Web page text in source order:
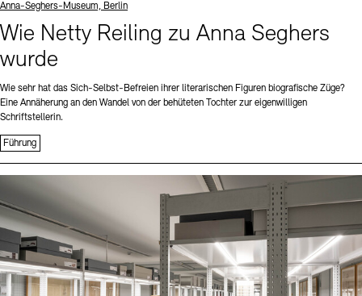
Standort
Anna-Seghers-Museum, Berlin
Wie Netty Reiling zu Anna Seghers
wurde
Wie sehr hat das Sich-Selbst-Befreien ihrer literarischen Figuren biografische Züge?
Eine Annäherung an den Wandel von der behüteten Tochter zur eigenwilligen
Schriftstellerin.
Führung